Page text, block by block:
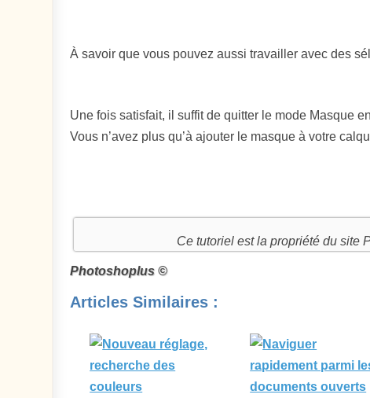
À savoir que vous pouvez aussi travailler avec des
Une fois satisfait, il suffit de quitter le mode Masque
Vous n’avez plus qu’à ajouter le masque à votre
Ce tutoriel est la propriété du site
Photoshoplus ©
Articles Similaires :